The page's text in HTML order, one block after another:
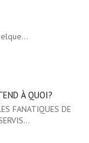
À QUOI?
FANATIQUES DE